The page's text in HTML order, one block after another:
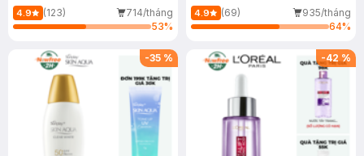
4.9 (123)
714/tháng
53%
(Mới)
4.9 (69)
935/tháng
64%
-35 % -42 %